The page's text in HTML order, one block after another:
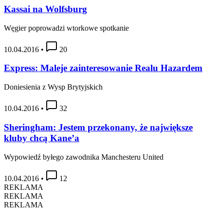
Kassai na Wolfsburg
Węgier poprowadzi wtorkowe spotkanie
10.04.2016 • 20
Express: Maleje zainteresowanie Realu Hazardem
Doniesienia z Wysp Brytyjskich
10.04.2016 • 32
Sheringham: Jestem przekonany, że największe
kluby chcą Kane’a
Wypowiedź byłego zawodnika Manchesteru United
10.04.2016 •
12
REKLAMA
REKLAMA
REKLAMA